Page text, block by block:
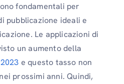
fondamentali per
pubblicazione ideali e
Le applicazioni di
un aumento della
e questo tasso non
prossimi anni. Quindi,